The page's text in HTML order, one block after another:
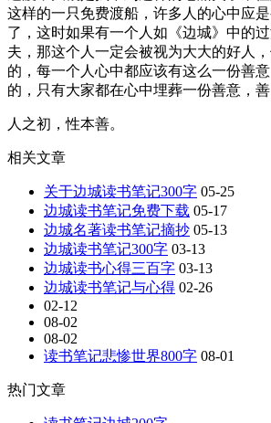
这样的一只免费渡船，许多人的心中应
了，这时如果有一个人如《边城》中的
夫，那这个人一定会被视为大大的好人
的，每一个人心中都应该有这么一份善
的，只有大家都在心中埋葬一份善意，善
人之初，性本善。
相关文章
关于边城读书笔记300字 05-25
边城读书笔记免费下载 05-17
边城名著读书笔记摘抄 05-13
边城读书笔记300字 03-13
边城读书心得三百字 03-13
边城读书笔记与心得 02-26
02-12
08-02
08-02
读书笔记悲惨世界800字 08-01
热门文章